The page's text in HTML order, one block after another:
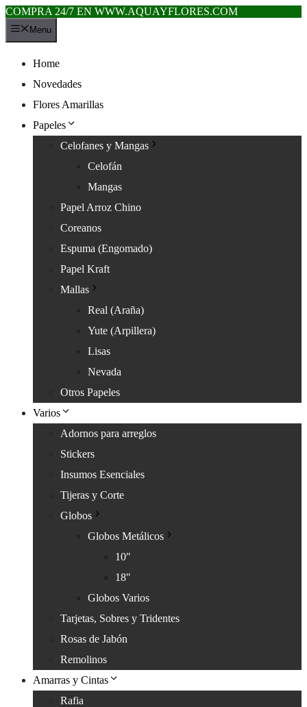
COMPRA 24/7 EN WWW.AQUAYFLORES.COM
Saltar
al
Menu
Home
Novedades
Flores Amarillas
Papeles
Celofanes y Mangas
Celofán
Mangas
Papel Arroz Chino
Coreanos
Espuma (Engomado)
Papel Kraft
Mallas
Real (Araña)
Yute (Arpillera)
Lisas
Nevada
Otros Papeles
Varios
Adornos para arreglos
Stickers
Insumos Esenciales
Tijeras y Corte
Globos
Globos Metálicos
10″
18″
Globos Varios
Tarjetas, Sobres y Tridentes
Rosas de Jabón
Remolinos
Amarras y Cintas
Rafia